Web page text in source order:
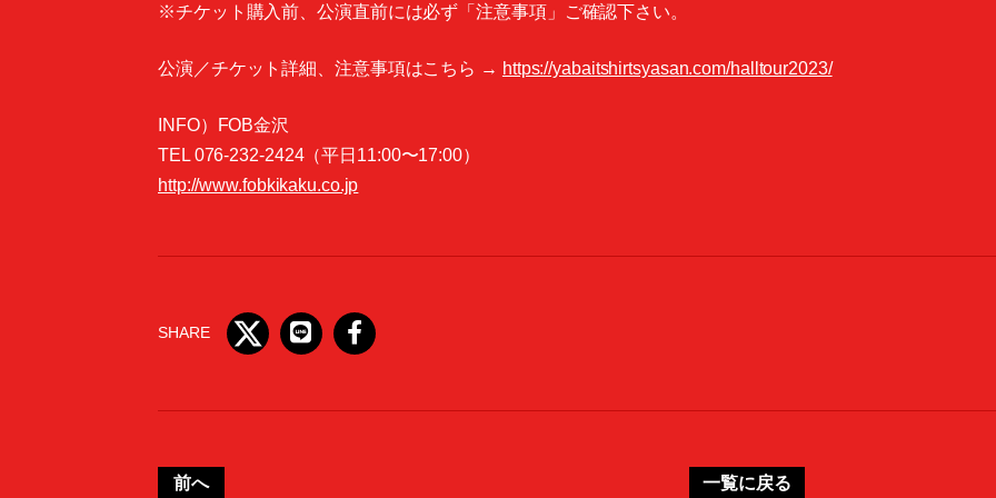
※チケット購入前、公演直前には必ず「注意事項」ご確認下さい。
公演／チケット詳細、注意事項はこちら → https://yabaitshirtsyasan.com/halltour2023/
INFO）FOB金沢
TEL 076-232-2424（平日11:00〜17:00）
http://www.fobkikaku.co.jp
SHARE
前へ 一覧に戻る